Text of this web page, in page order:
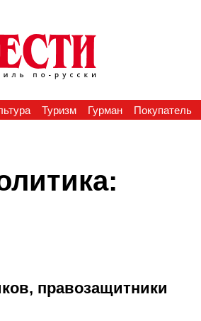
Туризм Гурман Покупатель
правозащитники